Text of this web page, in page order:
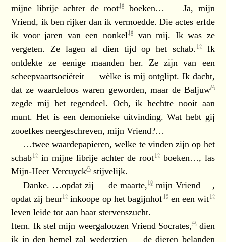
mijne librije achter de root
boeken… — Ja, mijn
Vriend, ik ben rijker dan ik vermoedde. Die actes erfde
ik voor jaren van een nonkel
van mij. Ik was ze
vergeten. Ze lagen al dien tijd op het schab.
Ik
ontdekte ze eenige maanden her. Ze zijn van een
scheepvaartsociëteit — wèlke is mij ontglipt. Ik dacht,
dat ze waardeloos waren geworden, maar de Baljuw
zegde mij het tegendeel. Och, ik hechtte nooit aan
munt. Het is een demonieke uitvinding. Wat hebt gij
zooefkes neergeschreven, mijn Vriend?…
— …twee waardepapieren, welke te vinden zijn op het
schab
in mijne librije achter de root boeken…, las
Mijn-Heer Vercuyck stijvelijk.
— Danke. …opdat zij — de maarte,
mijn Vriend —,
opdat zij heur inkoope op het bagijnhof en een wit
leven leide tot aan haar stervenszucht.
Item. Ik stel mijn weergaloozen Vriend Socrates, dien
ik in den hemel zal wederzien — de dieren belanden